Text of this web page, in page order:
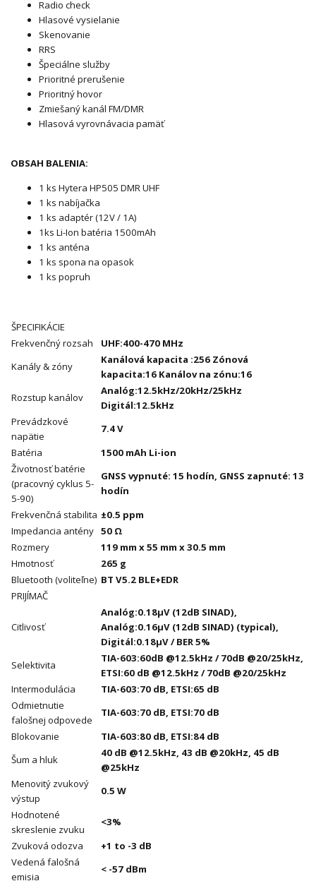
Radio check
Hlasové vysielanie
Skenovanie
RRS
Špeciálne služby
Prioritné prerušenie
Prioritný hovor
Zmiešaný kanál FM/DMR
Hlasová vyrovnávacia pamäť
OBSAH BALENIA:
1 ks Hytera HP505 DMR UHF
1 ks nabíjačka
1 ks adaptér (12V / 1A)
1ks Li-Ion batéria 1500mAh
1 ks anténa
1 ks spona na opasok
1 ks popruh
ŠPECIFIKÁCIE
Frekvenčný rozsah
UHF:400-470 MHz
Kanály & zóny
Kanálová kapacita :256 Zónová
kapacita:16 Kanálov na zónu:16
Rozstup kanálov
Analóg:12.5kHz/20kHz/25kHz
Digitál:12.5kHz
Prevádzkové
napätie
7.4 V
Batéria
1500 mAh Li-ion
Životnosť batérie
(pracovný cyklus 5-
5-90)
GNSS vypnuté: 15 hodín, GNSS zapnuté: 13
hodín
Frekvenčná stabilita ±0.5 ppm
Impedancia antény 50 Ω
Rozmery
119 mm x 55 mm x 30.5 mm
Hmotnosť
265 g
Bluetooth (voliteľne) BT V5.2 BLE+EDR
PRIJÍMAČ
Citlivosť
Analóg:0.18µV (12dB SINAD),
Analóg:0.16µV (12dB SINAD) (typical),
Digitál:0.18µV / BER 5%
Selektivita
TIA-603:60dB @12.5kHz / 70dB @20/25kHz,
ETSI:60 dB @12.5kHz / 70dB @20/25kHz
Intermodulácia
TIA-603:70 dB, ETSI:65 dB
Odmietnutie
falošnej odpovede
TIA-603:70 dB, ETSI:70 dB
Blokovanie
TIA-603:80 dB, ETSI:84 dB
Šum a hluk
40 dB @12.5kHz, 43 dB @20kHz, 45 dB
@25kHz
Menovitý zvukový
výstup
0.5 W
Hodnotené
skreslenie zvuku
<3%
Zvuková odozva
+1 to -3 dB
Vedená falošná
emisia
< -57 dBm